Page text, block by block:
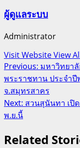
ผู้ดูแลระบบ
Administrator
Visit WebsiteView
Post
navigation
Previous: มหาวิทยา
พระราชทาน ประจำ
จ.สมุทรสาคร
Next: สวนสุนันทา เปิ
พ.ย.นี้
Related